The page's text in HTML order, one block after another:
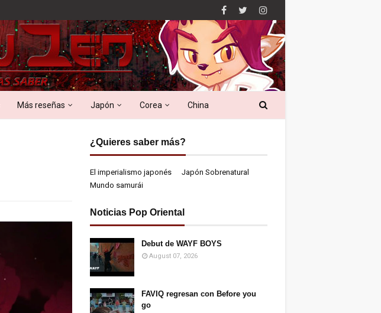
Más reseñas Japón Corea China
¿Quieres saber más?
El imperialismo japonés
Japón Sobrenatural
Mundo samurái
Noticias Pop Oriental
Debut de WAYF BOYS
August 07, 2026
FAVIQ regresan con Before you
go